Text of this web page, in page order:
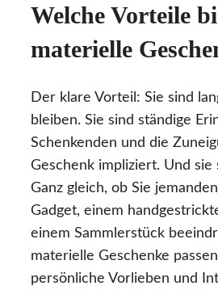
Welche Vorteile
materielle
Der klare Vorteil: Sie sind
bleiben. Sie sind ständige
Schenkenden und die
Geschenk impliziert. Und sie
Ganz gleich, ob Sie
Gadget, einem
einem Sammlerstück
materielle Geschenke
persönliche Vorlieben und